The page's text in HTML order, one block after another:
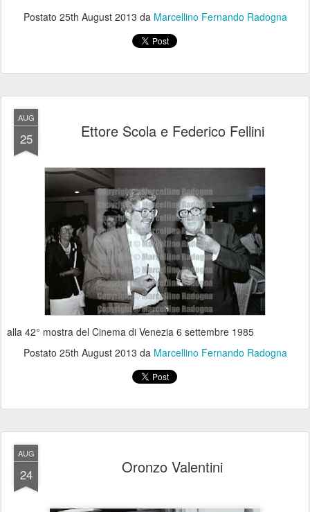
Postato 25th August 2013 da Marcellino Fernando Radogna
AUG
25 Ettore Scola e Federico Fellini
alla 42° mostra del Cinema di Venezia 6 settembre 1985
Postato 25th August 2013 da Marcellino Fernando Radogna
AUG
24 Oronzo Valentini